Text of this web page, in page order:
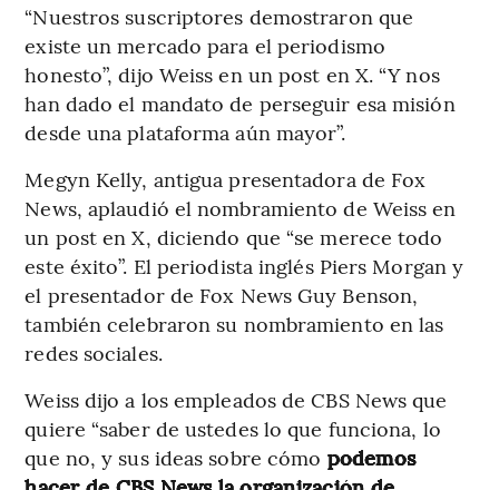
“Nuestros suscriptores demostraron que
existe un mercado para el periodismo
honesto”, dijo Weiss en un post en X. “Y nos
han dado el mandato de perseguir esa misión
desde una plataforma aún mayor”.
Megyn Kelly, antigua presentadora de Fox
News, aplaudió el nombramiento de Weiss en
un post en X, diciendo que “se merece todo
este éxito”. El periodista inglés Piers Morgan y
el presentador de Fox News Guy Benson,
también celebraron su nombramiento en las
redes sociales.
Weiss dijo a los empleados de CBS News que
quiere “saber de ustedes lo que funciona, lo
que no, y sus ideas sobre cómo podemos